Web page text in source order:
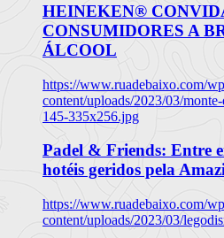
HEINEKEN®
CONSUMIDORES A
ÁLCOOL
https://www.ruadebaixo.com/
content/uploads/2023/03/
145-335x256.jpg
Padel & Friends: Entre
hotéis geridos pela
https://www.ruadebaixo.com/
content/uploads/2023/03/